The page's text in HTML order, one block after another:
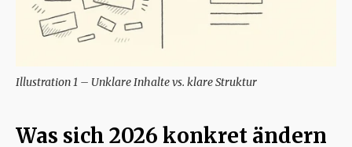
Illustration 1 – Unklare Inhalte vs. klare Struktur
Was sich 2026 konkret ändern